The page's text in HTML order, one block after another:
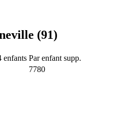
(91)
enfants Par enfant supp.
7780